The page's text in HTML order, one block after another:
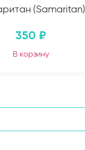
(Samaritan)
350 ₽
В корзину